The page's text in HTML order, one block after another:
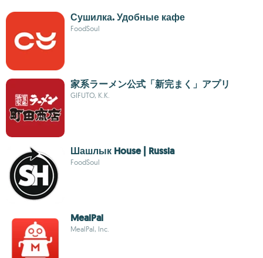
Сушилка. Удобные кафе
FoodSoul
家系ラーメン公式「新完まく」アプリ
GIFUTO, K.K.
Шашлык House | Russia
FoodSoul
MealPal
MealPal, Inc.